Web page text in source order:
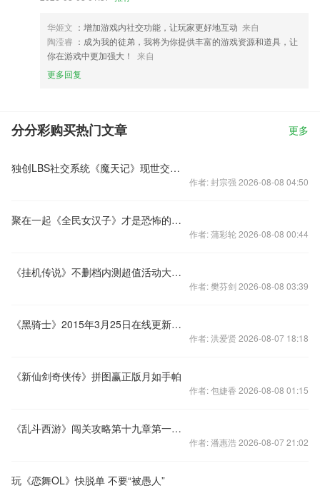
华姬文 ：增加游戏内社交功能，让玩家更好地互动 来自
陶滢睿 ：成为我的徒弟，我将为你提供丰富的游戏资源和道具，让
你在游戏中更加强大！
来自
更多回复
分分彩购买热门文章 更多
独创LBS社交系统《魔天记》现世交友服务
作者: 封宗强 2026-08-08 04:50
聚在一起《全民女汉子》才是恐怖的团队
作者: 蒲彩轮 2026-08-08 00:44
《挂机传说》不删档内测超值活动大预览
作者: 樊芬剑 2026-08-08 03:39
《黑骑士》2015年3月25日在线更新公告
作者: 洪爱贤 2026-08-07 18:18
《新仙剑奇侠传》拼图赢正版月如手帕
作者: 包婕香 2026-08-08 01:15
《乱斗西游》闯关攻略第十九章第一关崔嵬险还魂
作者: 潘惠浩 2026-08-07 21:02
玩《恋舞OL》快脱单 不要“被愚人”